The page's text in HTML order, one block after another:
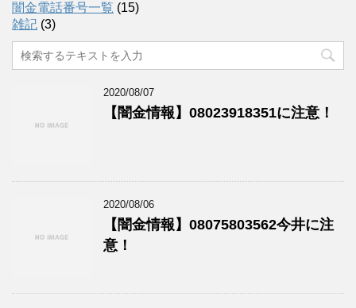
闇金電話番号一覧 (15)
雑記 (3)
2020/08/07
【闇金情報】08023918351に注意！
2020/08/06
【闇金情報】08075803562今井に注
意！